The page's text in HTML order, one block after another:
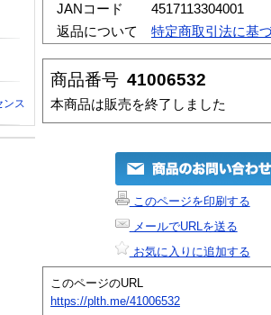
JANコード
4517113304001
返品について
特定商取引法に基
商品番号 41006532
本商品は販売を終了しました
このページを印刷する
メールでURLを送る
お気に入りに追加する
このページのURL
https://plth.me/41006532
ンス